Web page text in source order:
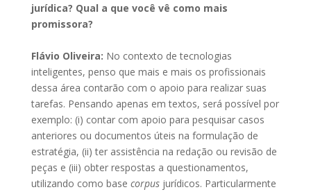
jurídica? Qual a que você vê como mais
promissora?
Flávio Oliveira: No contexto de tecnologias
inteligentes, penso que mais e mais os profissionais
dessa área contarão com o apoio para realizar suas
tarefas. Pensando apenas em textos, será possível por
exemplo: (i) contar com apoio para pesquisar casos
anteriores ou documentos úteis na formulação de
estratégia, (ii) ter assistência na redação ou revisão de
peças e (iii) obter respostas a questionamentos,
utilizando como base corpusjurídicos. Particularmente